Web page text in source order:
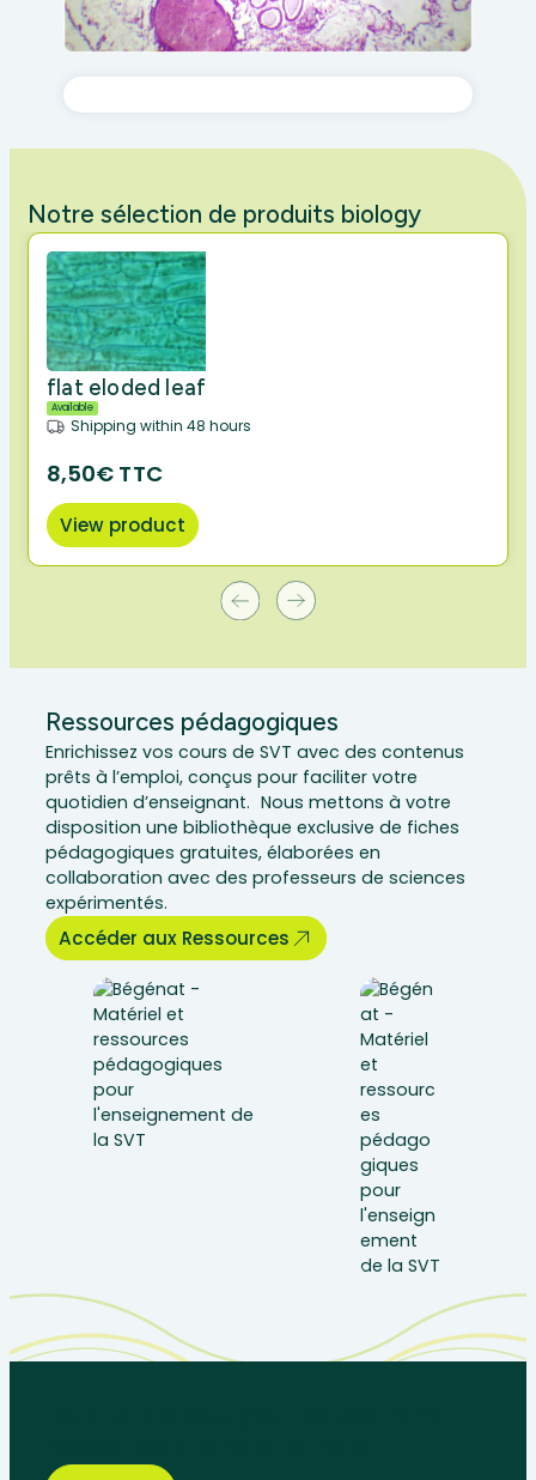
Notre sélection de produits biology
flat eloded leaf
Available
Shipping within 48 hours
8,50€ TTC
View product
Ressources pédagogiques
Enrichissez vos cours de SVT avec des contenus
prêts à l’emploi, conçus pour faciliter votre
quotidien d’enseignant. Nous mettons à votre
disposition une bibliothèque exclusive de fiches
pédagogiques gratuites, élaborées en
collaboration avec des professeurs de sciences
expérimentés.
Accéder aux Ressources